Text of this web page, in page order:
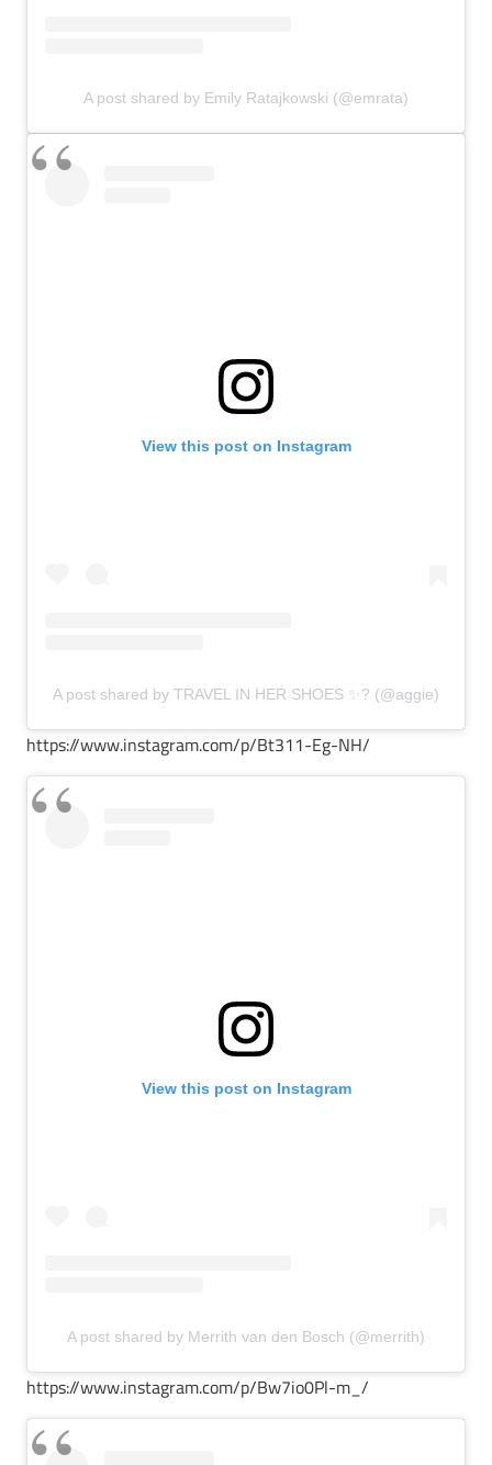
A post shared by Emily Ratajkowski (@emrata)
View this post on Instagram
A post shared by TRAVEL IN HER SHOES ✨? (@aggie)
https://www.instagram.com/p/Bt311-Eg-NH/
View this post on Instagram
A post shared by Merrith van den Bosch (@merrith)
https://www.instagram.com/p/Bw7io0Pl-m_/